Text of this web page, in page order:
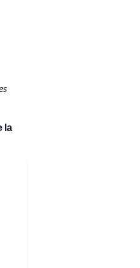
la